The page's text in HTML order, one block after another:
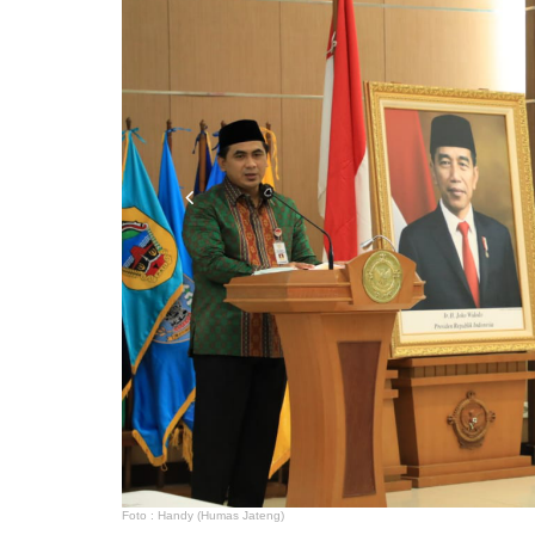
Previous
Foto : Handy (Humas Jateng)